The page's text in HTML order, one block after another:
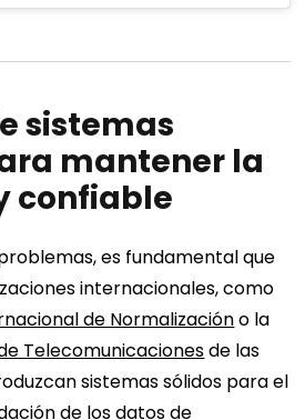
sistemas
mantener la
confiable
es fundamental que
internacionales, como
de Normalizacióno la
Telecomunicacionesde las
sistemas sólidos para el
de los datos de